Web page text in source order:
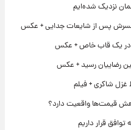
نزدیک شده‌ایم
پس از شایعات جدایی + عکس
در یک قاب خاص + عکس
شاکری + فیلم
قیمت‌ها واقعیت دارد؟
قرار داریم